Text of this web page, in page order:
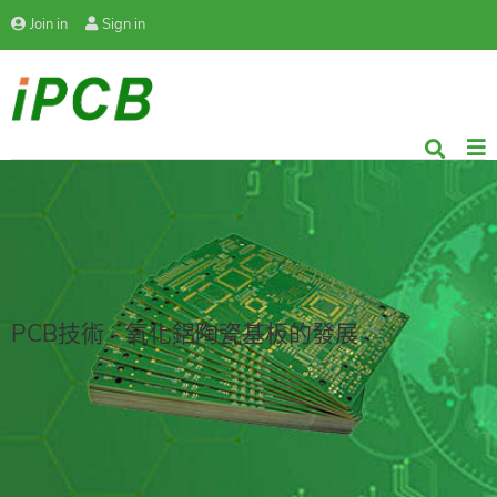
Join in Sign in
PCB技術 - 氧化鋁陶瓷基板的發展